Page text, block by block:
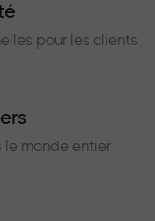
pour les clients
le monde entier